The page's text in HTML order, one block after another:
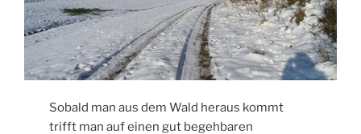
Sobald man aus dem Wald heraus kommt
trifft man auf einen gut begehbaren